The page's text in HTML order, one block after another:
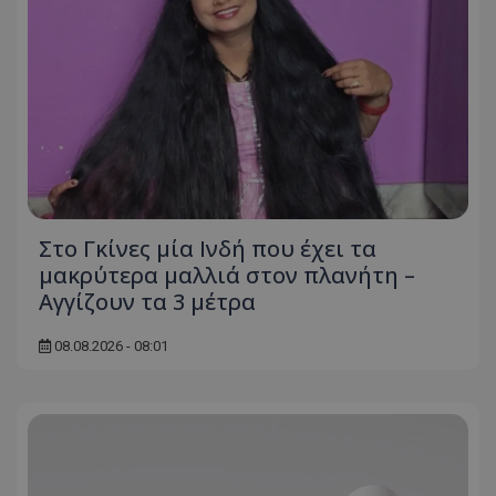
Στο Γκίνες μία Ινδή που έχει τα
μακρύτερα μαλλιά στον πλανήτη –
Αγγίζουν τα 3 μέτρα
08.08.2026 - 08:01
ASP.NET_SessionId
Microsoft Corporation
VISITOR_PRIVACY_METADATA